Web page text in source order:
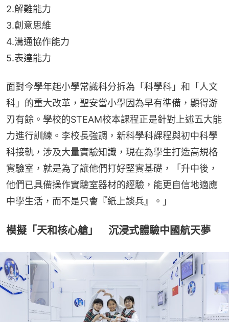
2.解難能力
3.創意思維
4.溝通協作能力
5.表達能力
面對今學年起小學常識科分拆為「科學科」和「人文
科」的重大改革，聖安當小學因為早有準備，顯得游
刃有餘。學校的STEAM校本課程正是針對上述五大能
力進行訓練。李校長強調，新科學科課程與初中科學
科接軌，涉及大量實驗知識，現在為學生打造高規格
實驗室，就是為了讓他們打好堅實基礎，「升中後，
他們已具備操作實驗室器材的經驗，能更自信地適應
中學生活，而不是只會『紙上談兵』。」
模擬「天和核心艙」 沉浸式體驗中國航天夢